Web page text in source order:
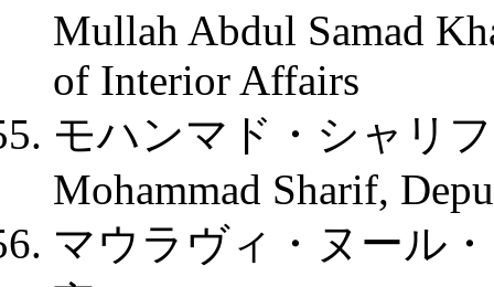
Mullah Abdul Samad
of Interior Affairs
モハンマド・シャリ
Mohammad Sharif,
マウラヴィ・ヌール